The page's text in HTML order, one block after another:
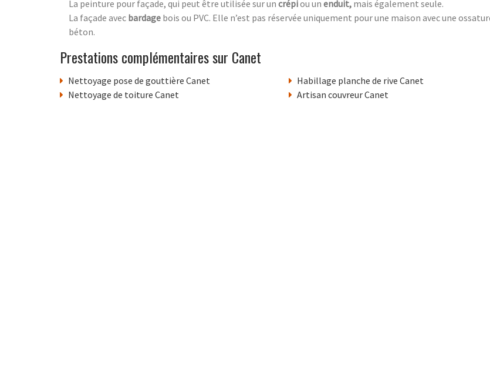
La peinture pour façade, qui peut être utilisée sur un crépiou un enduit, mais également seule.
La façade avec bardage bois ou PVC. Elle n’est pas réservée uniquement pour une maison avec une
béton.
Prestations complémentaires sur Canet
Nettoyage pose de gouttière Canet
Nettoyage de toiture Canet
Habillage planche de rive Canet
Artisan couvreur Canet